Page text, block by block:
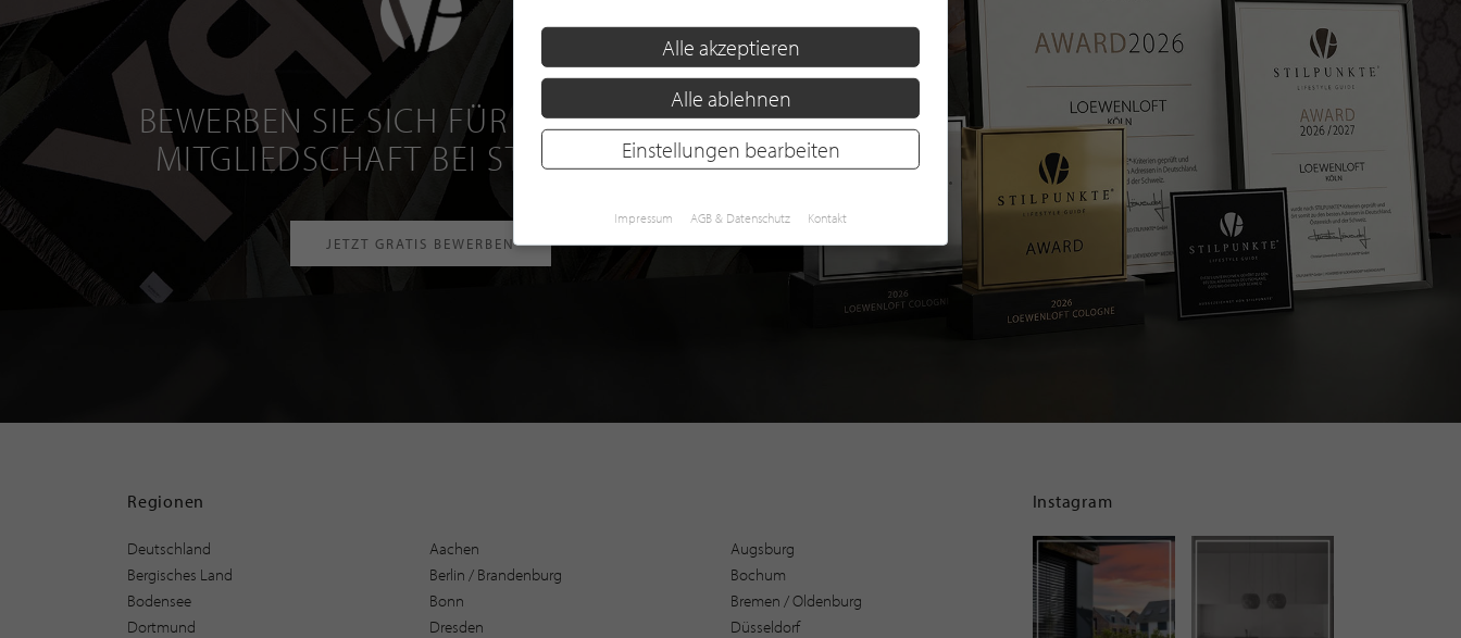
BEWERBEN SIE SICH FÜR EINE GRATIS
MITGLIEDSCHAFT BEI STILPUNKTE®
JETZT GRATIS BEWERBEN
Regionen
Deutschland Aachen
Augsburg
Bergisches Land
Berlin / Brandenburg
Bochum
Bodensee
Bonn
Bremen / Oldenburg
Dortmund
Dresden
Düsseldorf
Instagram
Alle akzeptieren
Alle ablehnen
Einstellungen bearbeiten
Impressum AGB & Datenschutz Kontakt